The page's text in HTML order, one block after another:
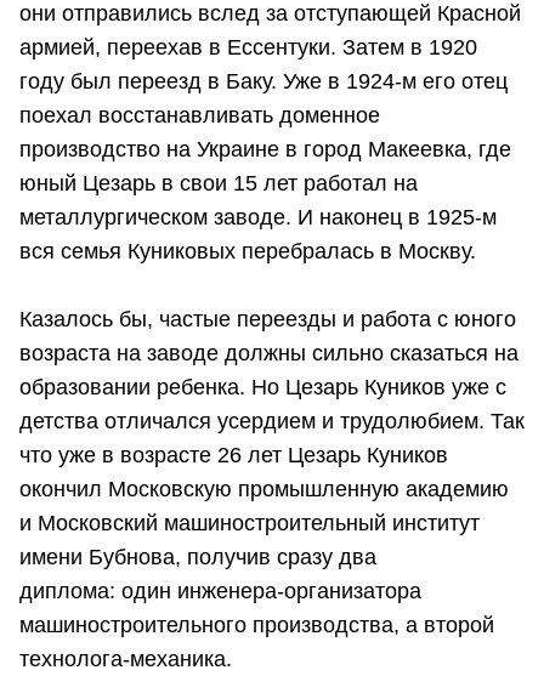
они отправились вслед за отступающей Красной
армией, переехав в Ессентуки. Затем в 1920
году был переезд в Баку. Уже в 1924-м его отец
поехал восстанавливать доменное
производство на Украине в город Макеевка, где
юный Цезарь в свои 15 лет работал на
металлургическом заводе. И наконец в 1925-м
вся семья Куниковых перебралась в Москву.
Казалось бы, частые переезды и работа с юного
возраста на заводе должны сильно сказаться на
образовании ребенка. Но Цезарь Куников уже с
детства отличался усердием и трудолюбием. Так
что уже в возрасте 26 лет Цезарь Куников
окончил Московскую промышленную академию
и Московский машиностроительный институт
имени Бубнова, получив сразу два
диплома: один инженера-организатора
машиностроительного производства, а второй
технолога-механика.